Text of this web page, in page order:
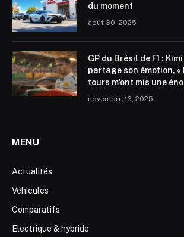
du moment
août 30, 2025
GP du Brésil de F1 :
partage son émotion, «
tours m’ont mis une
novembre 16, 2025
MENU
Actualités
Véhicules
Comparatifs
Electrique & hybride